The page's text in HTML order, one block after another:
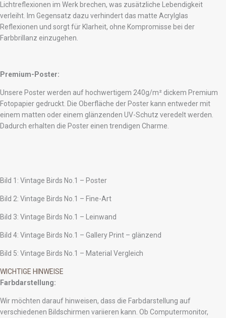
Lichtreflexionen im Werk brechen, was zusätzliche Lebendigkeit
verleiht. Im Gegensatz dazu verhindert das matte Acrylglas
Reflexionen und sorgt für Klarheit, ohne Kompromisse bei der
Farbbrillanz einzugehen.
Premium-Poster:
Unsere Poster werden auf hochwertigem 240g/m² dickem Premium
Fotopapier gedruckt. Die Oberfläche der Poster kann entweder mit
einem matten oder einem glänzenden UV-Schutz veredelt werden.
Dadurch erhalten die Poster einen trendigen Charme.
Bild 1: Vintage Birds No.1 – Poster
Bild 2: Vintage Birds No.1 – Fine-Art
Bild 3: Vintage Birds No.1 – Leinwand
Bild 4: Vintage Birds No.1 – Gallery Print – glänzend
Bild 5: Vintage Birds No.1 – Material Vergleich
WICHTIGE HINWEISE
Farbdarstellung:
Wir möchten darauf hinweisen, dass die Farbdarstellung auf
verschiedenen Bildschirmen variieren kann. Ob Computermonitor,